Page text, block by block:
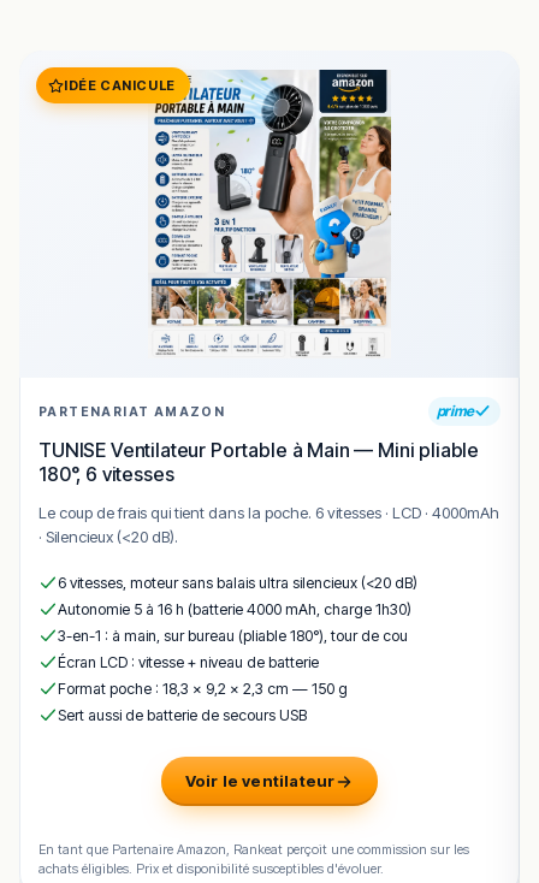
IDÉE CANICULE
PARTENARIAT AMAZON prime
TUNISE Ventilateur Portable à Main — Mini pliable
180°, 6 vitesses
Le coup de frais qui tient dans la poche. 6 vitesses · LCD · 4000mAh
· Silencieux (<20 dB).
6 vitesses, moteur sans balais ultra silencieux (<20 dB)
Autonomie 5 à 16 h (batterie 4000 mAh, charge 1h30)
3-en-1 : à main, sur bureau (pliable 180°), tour de cou
Écran LCD : vitesse + niveau de batterie
Format poche : 18,3 × 9,2 × 2,3 cm — 150 g
Sert aussi de batterie de secours USB
Voir le ventilateur
En tant que Partenaire Amazon, Rankeat perçoit une commission sur les
achats éligibles. Prix et disponibilité susceptibles d'évoluer.